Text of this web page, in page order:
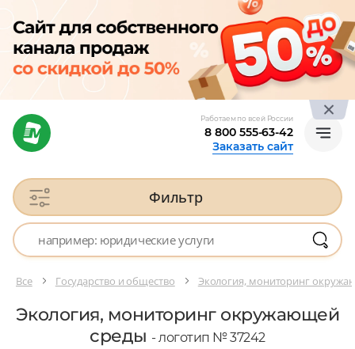
Работаем по всей России
8 800 555-63-42
Заказать сайт
Фильтр
Все Государство и общество Экология, мониторинг
Экология, мониторинг окружающей
среды - логотип № 37242